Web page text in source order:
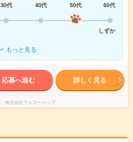
30代 40代 50代
60代
しずか
もっと見る
応募へ進む 詳しく見る
株式会社フェローシップ